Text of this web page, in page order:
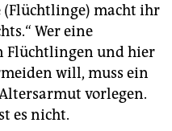
(Flüchtlinge) macht ihr
Wer eine
Flüchtlingen und hier
will, muss ein
vorlegen.
es nicht.